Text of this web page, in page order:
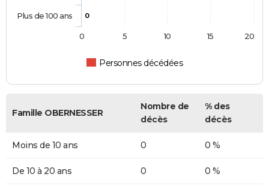
0
Personnes décédées
Plus de 100 ans
0 5 10 15 20
Famille OBERNESSER
Nombre de
décès
% des
décès
Moins de 10 ans 0 0 %
De 10 à 20 ans 0 0 %